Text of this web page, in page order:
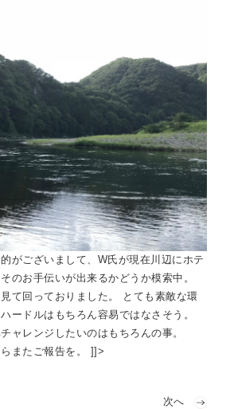
がございまして、W氏が現在川辺にホテ
のお手伝いが出来るかどうか模索中。
て回っておりました。 とても素敵な環
ードルはもちろん容易ではなさそう。
ャレンジしたいのはもちろんの事。
またご報告を。
]]>
次へ